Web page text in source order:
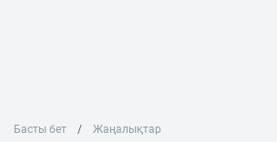
Басты бет Жаңалықтар